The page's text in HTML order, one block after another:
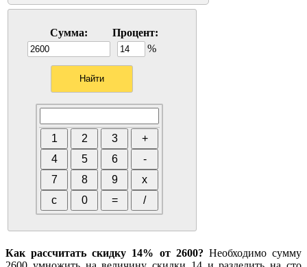
Сумма:
Процент:
%
Как рассчитать скидку 14% от 2600? Необходимо сумму